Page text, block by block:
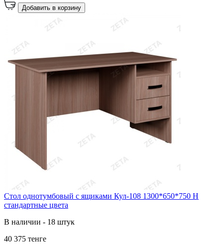
Добавить в корзину
Стол однотумбовый с ящиками Кул-108 1300*650*750 Н
стандартные цвета
В наличии - 18 штук
40 375 тенге